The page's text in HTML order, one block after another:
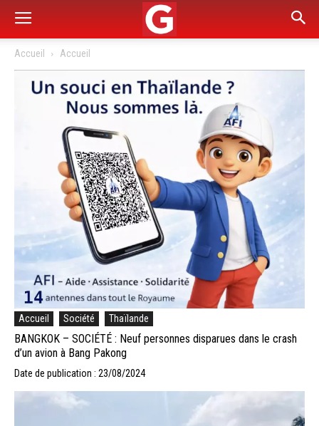
Accueil Accueil
Accueil Société Thaïlande
BANGKOK – SOCIÉTÉ : Neuf personnes disparues dans le crash
d’un avion à Bang Pakong
Date de publication : 23/08/2024